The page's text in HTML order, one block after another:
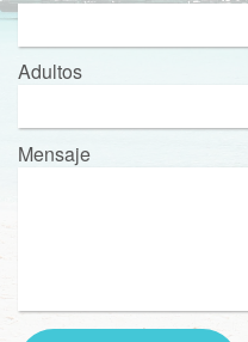
Adultos
Mensaje